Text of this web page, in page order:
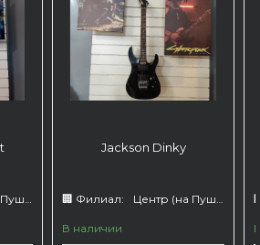
66)
Jackson Dinky
🏢 Филиал: Центр (на Пушкина 66)
В наличии